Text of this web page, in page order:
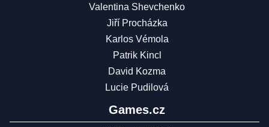
Valentina Shevchenko
Jiří Procházka
Karlos Vémola
Patrik Kincl
David Kozma
Lucie Pudilová
Games.cz